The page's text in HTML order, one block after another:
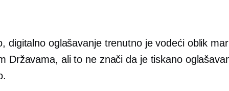
digitalno oglašavanje trenutno je vodeći oblik
Državama, ali to ne znači da je tiskano